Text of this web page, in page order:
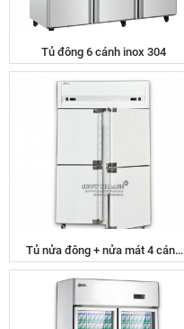
Tủ đông 6 cánh inox 304
Tủ nửa đông + nửa mát 4 cánh
inox 900L SLLDZ4-820LS